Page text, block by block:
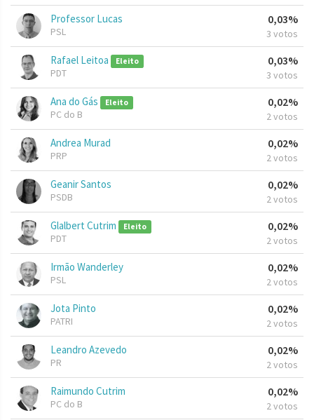
Professor Lucas
PSL
0,03%
3 votos
Rafael Leitoa Eleito
PDT
0,03%
3 votos
Ana do Gás Eleito
PC do B
0,02%
2 votos
Andrea Murad
PRP
0,02%
2 votos
Geanir Santos
PSDB
0,02%
2 votos
Glalbert Cutrim Eleito
PDT
0,02%
2 votos
Irmão Wanderley
PSL
0,02%
2 votos
Jota Pinto
PATRI
0,02%
2 votos
Leandro Azevedo
PR
0,02%
2 votos
Raimundo Cutrim
PC do B
0,02%
2 votos